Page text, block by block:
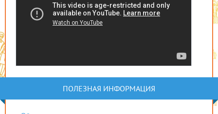
ПОЛЕЗНАЯ ИНФОРМАЦИЯ